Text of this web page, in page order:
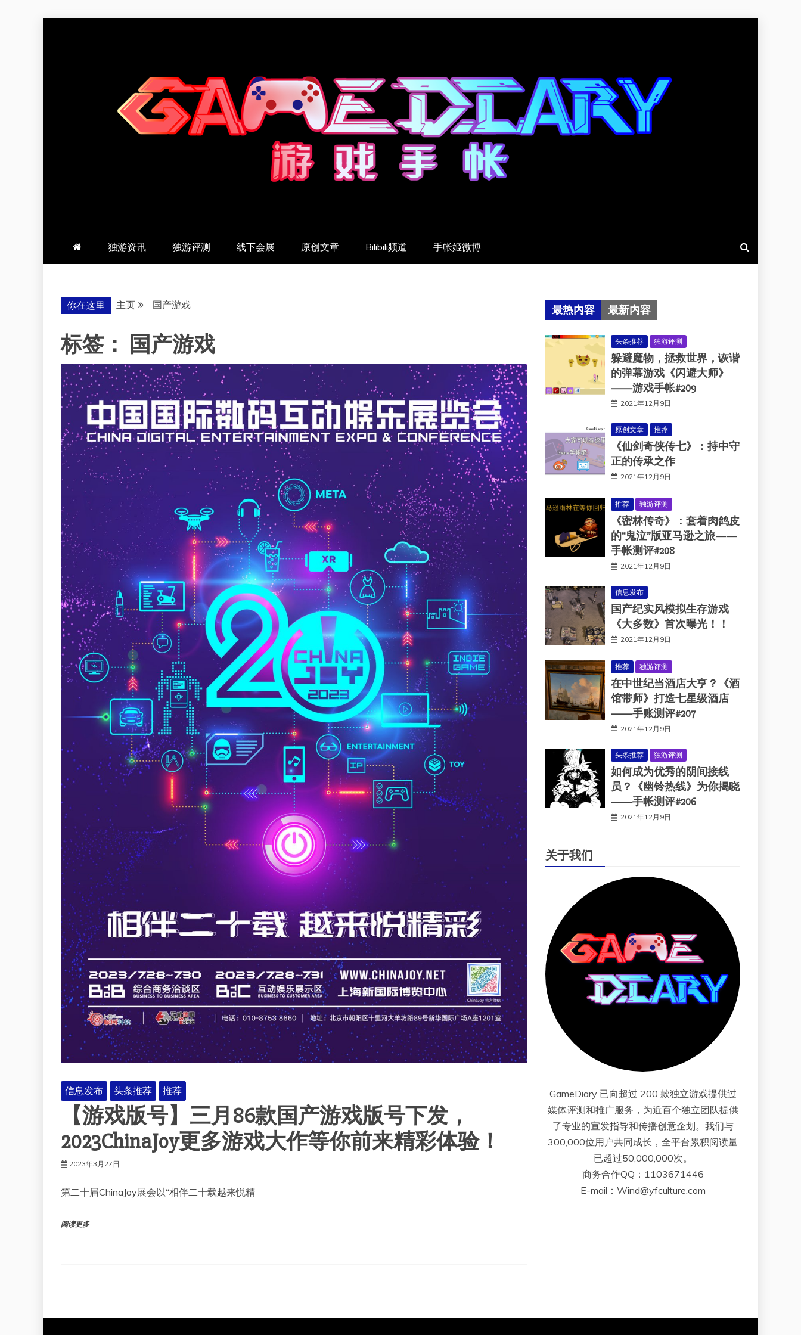
羽风手帐姬
独游资讯 独游评测 线下会展 原创文章 Bilibili频道 手帐姬微博
你在这里 主页 国产游戏
标签： 国产游戏
信息发布 头条推荐 推荐
【游戏版号】三月86款国产游戏版号下发，
2023ChinaJoy更多游戏大作等你前来精彩体验！
2023年3月27日
第二十届ChinaJoy展会以“相伴二十载越来悦精
阅读更多
最热内容 最新内容
头条推荐 独游评测
躲避魔物，拯救世界，诙谐
的弹幕游戏《闪避大师》
——游戏手帐#209
2021年12月9日
原创文章 推荐
《仙剑奇侠传七》：持中守
正的传承之作
2021年12月9日
推荐 独游评测
《密林传奇》：套着肉鸽皮
的“鬼泣”版亚马逊之旅——
手帐测评#208
2021年12月9日
信息发布
国产纪实风模拟生存游戏
《大多数》首次曝光！！
2021年12月9日
推荐 独游评测
在中世纪当酒店大亨？《酒
馆带师》打造七星级酒店
——手账测评#207
2021年12月9日
头条推荐 独游评测
如何成为优秀的阴间接线
员？《幽铃热线》为你揭晓
——手帐测评#206
2021年12月9日
关于我们
GameDiary 已向超过 200 款独立游戏提供过
媒体评测和推广服务，为近百个独立团队提供
了专业的宣发指导和传播创意企划。我们与
300,000位用户共同成长，全平台累积阅读量
已超过50,000,000次。
商务合作QQ：1103671446
E-mail：Wind@yfculture.com